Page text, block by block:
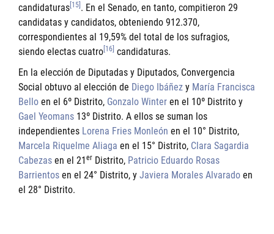
candidaturas [15] . En el Senado, en tanto, compitieron 29
candidatas y candidatos, obteniendo 912.370,
correspondientes al 19,59% del total de los sufragios,
siendo electas cuatro [16] candidaturas.
En la elección de Diputadas y Diputados, Convergencia
Social obtuvo al elección de Diego Ibáñez y María Francisca
Bello en el 6º Distrito, Gonzalo Winter en el 10º Distrito y
Gael Yeomans 13º Distrito. A ellos se suman los
independientes Lorena Fries Monleón en el 10° Distrito,
Marcela Riquelme Aliaga en el 15° Distrito, Clara Sagardia
Cabezas en el 21 er Distrito, Patricio Eduardo Rosas
Barrientos en el 24° Distrito, y Javiera Morales Alvarado en
el 28° Distrito.